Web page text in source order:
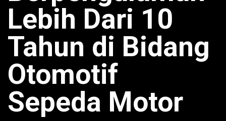
Lebih Dari 10
Tahun di Bidang
Otomotif
Sepeda Motor